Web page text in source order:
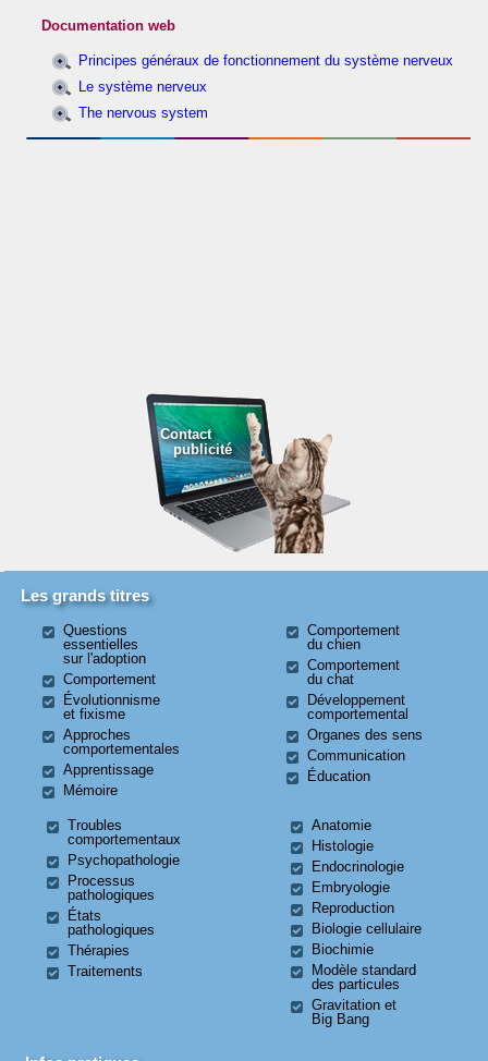
Documentation web
Principes généraux de fonctionnement du système nerveux
Le système nerveux
The nervous system
Contact
publicité
Les grands titres
Questions
essentielles
sur l'adoption
Comportement
Évolutionnisme
et fixisme
Approches
comportementales
Apprentissage
Mémoire
Comportement
du chien
Comportement
du chat
Développement
comportemental
Organes des sens
Communication
Éducation
Troubles
comportementaux
Psychopathologie
Processus
pathologiques
États
pathologiques
Thérapies
Traitements
Anatomie
Histologie
Endocrinologie
Embryologie
Reproduction
Biologie cellulaire
Biochimie
Modèle standard
des particules
Gravitation et
Big Bang